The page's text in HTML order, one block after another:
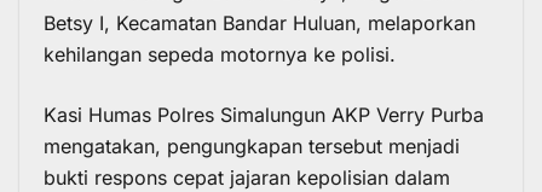
Betsy I, Kecamatan Bandar Huluan, melaporkan
kehilangan sepeda motornya ke polisi.
Kasi Humas Polres Simalungun AKP Verry Purba
mengatakan, pengungkapan tersebut menjadi
bukti respons cepat jajaran kepolisian dalam